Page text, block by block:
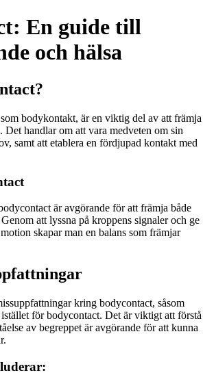
En guide till
och hälsa
bodykontakt, är en viktig del av att främja
Det handlar om att vara medveten om sin
samt att etablera en fördjupad kontakt med
är avgörande för att främja både
att lyssna på kroppens signaler och ge
skapar man en balans som främjar
kring bodycontact, såsom
för bodycontact. Det är viktigt att förstå
av begreppet är avgörande för att kunna